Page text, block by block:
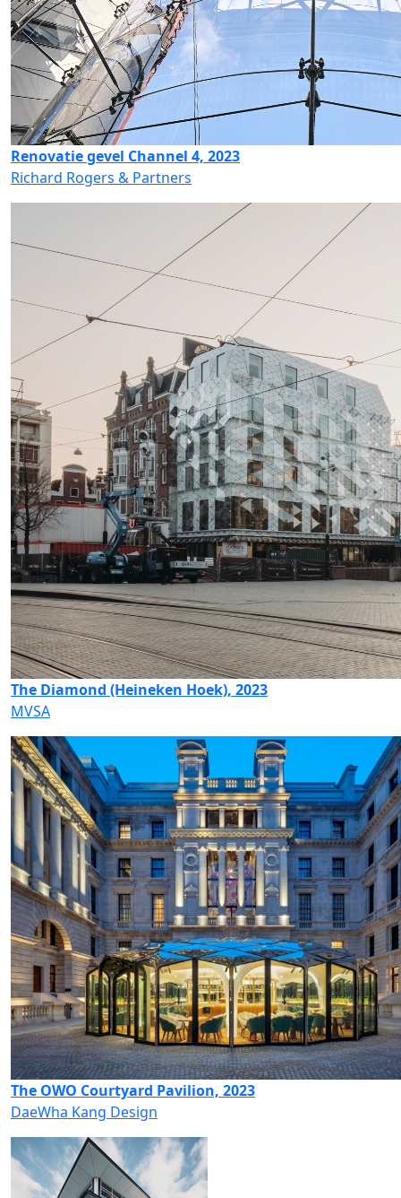
Renovatie gevel Channel 4, 2023
Richard Rogers & Partners
The Diamond (Heineken Hoek), 2023
MVSA
The OWO Courtyard Pavilion, 2023
DaeWha Kang Design